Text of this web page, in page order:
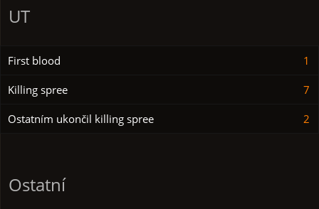
UT
First blood 1
Killing spree 7
Ostatním ukončil killing spree 2
Ostatní